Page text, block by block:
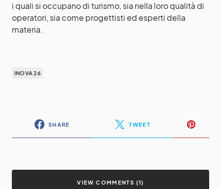
i quali si occupano di turismo, sia nella loro qualità di
operatori, sia come progettisti ed esperti della
materia.
INOVA 26
SHARE TWEET
VIEW COMMENTS (1)